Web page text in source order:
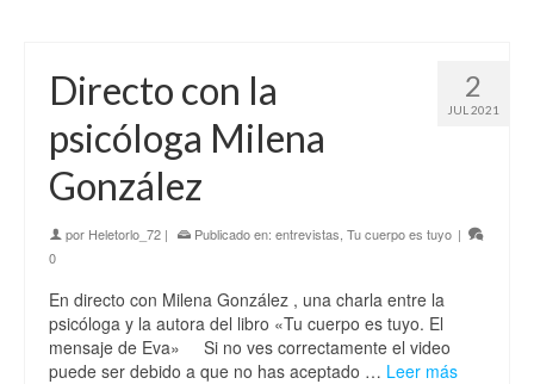
2
JUL 2021
Directo con la
psicóloga Milena
González
por Heletorlo_72 | Publicado en: entrevistas Tu cuerpo es tuyo |
0
En directo con Milena González , una charla entre la
psicóloga y la autora del libro «Tu cuerpo es tuyo. El
mensaje de Eva» Si no ves correctamente el video
puede ser debido a que no has aceptado … Leer más